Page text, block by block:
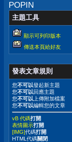
POPIN
主題工具
顯示可列印版本
傳送本頁給好友
發表文章規則
您不可以發起新主題
您不可以回應主題
您不可以 上傳附加檔案
您不可以編輯您的文章
vB 代碼打開
表情圖示打開
[IMG]代碼打開
HTML代碼關閉